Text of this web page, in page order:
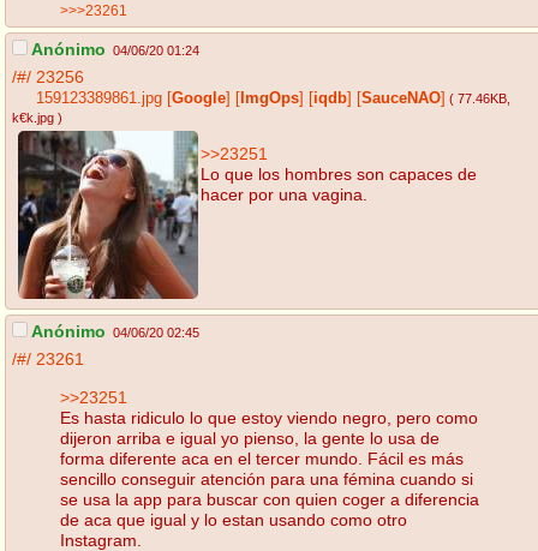
>>>23261
Anónimo 04/06/20 01:24
/#/ 23256
159123389861.jpg Google ImgOps iqdb SauceNAO ( 77.46KB
k€k.jpg )
>>23251
Lo que los hombres son capaces de
hacer por una vagina.
Anónimo 04/06/20 02:45
/#/ 23261
>>23251
Es hasta ridiculo lo que estoy viendo negro, pero como
dijeron arriba e igual yo pienso, la gente lo usa de
forma diferente aca en el tercer mundo. Fácil es más
sencillo conseguir atención para una fémina cuando si
se usa la app para buscar con quien coger a diferencia
de aca que igual y lo estan usando como otro
Instagram.